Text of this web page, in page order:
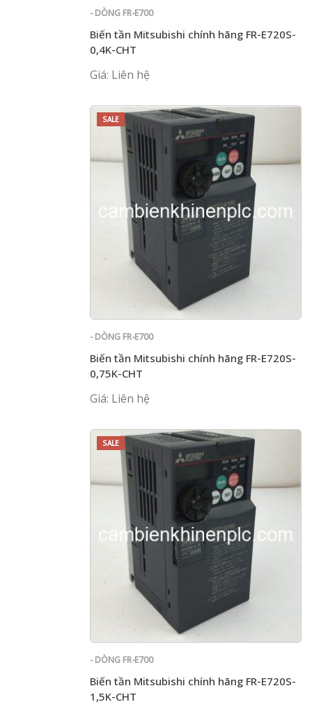
- DÒNG FR-E700
Biến tần Mitsubishi chính hãng FR-E720S-
0,4K-CHT
Giá: Liên hệ
SALE
- DÒNG FR-E700
Biến tần Mitsubishi chính hãng FR-E720S-
0,75K-CHT
Giá: Liên hệ
SALE
- DÒNG FR-E700
Biến tần Mitsubishi chính hãng FR-E720S-
1,5K-CHT